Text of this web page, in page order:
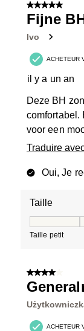
5 sur 5 étoiles.
Fijne
Ivo
ACHETEUR
il y a un an
Deze BH
comfortabel.
voor een
Traduire
Oui, Je
Taille
Taille petit
4 sur 5 étoiles.
ACHETEUR